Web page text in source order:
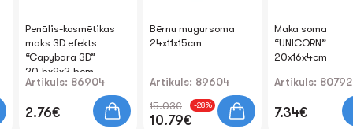
Penālis-kosmētikas
maks 3D efekts
“Capybara 3D”
20.5x9x2.5cm
Artikuls: 86904
2.76€
Bērnu mugursoma
24x11x15cm
Artikuls: 89604
15.03€ -28%
10.79€
Maka soma
“UNICORN”
20x16x4cm
Artikuls: 80792
7.34€